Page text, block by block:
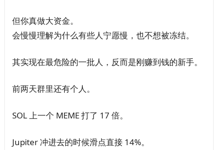
但你真做大资金。
会慢慢理解为什么有些人宁愿慢，也不想被冻结。
其实现在最危险的一批人，反而是刚赚到钱的新手。
前两天群里还有个人。
SOL 上一个 MEME 打了 17 倍。
Jupiter 冲进去的时候滑点直接 14%。